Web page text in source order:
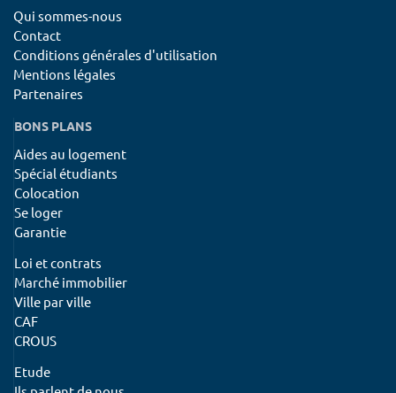
Qui sommes-nous
Contact
Conditions générales d'utilisation
Mentions légales
Partenaires
BONS PLANS
Aides au logement
Spécial étudiants
Colocation
Se loger
Garantie
Loi et contrats
Marché immobilier
Ville par ville
CAF
CROUS
Etude